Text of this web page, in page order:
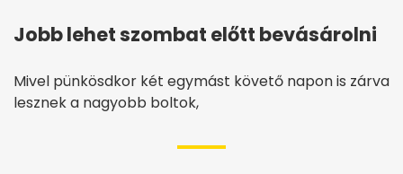
Jobb lehet szombat előtt bevásárolni
Mivel pünkösdkor két egymást követő napon is zárva
lesznek a nagyobb boltok,